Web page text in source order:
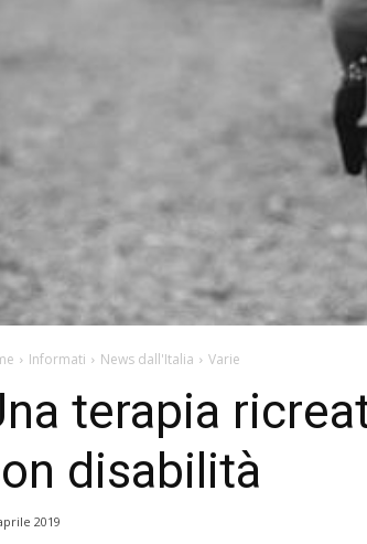
Informati News dall'Italia Varie
terapia
disabilità
2019